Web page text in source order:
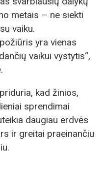
metais – ne siekti
vaiku.
yra vienas
vaikui vystytis“,
kad žinios,
sprendimai
daugiau erdvės
ir greitai praeinančiu